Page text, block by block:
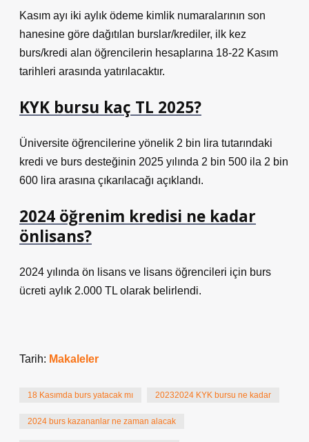
Kasım ayı iki aylık ödeme kimlik numaralarının son
hanesine göre dağıtılan burslar/krediler, ilk kez
burs/kredi alan öğrencilerin hesaplarına 18-22 Kasım
tarihleri ​​arasında yatırılacaktır.
KYK bursu kaç TL 2025?
Üniversite öğrencilerine yönelik 2 bin lira tutarındaki
kredi ve burs desteğinin 2025 yılında 2 bin 500 ila 2 bin
600 lira arasına çıkarılacağı açıklandı.
2024 öğrenim kredisi ne kadar
önlisans?
2024 yılında ön lisans ve lisans öğrencileri için burs
ücreti aylık 2.000 TL olarak belirlendi.
Tarih: Makaleler
18 Kasımda burs yatacak mı 20232024 KYK bursu ne kadar
2024 burs kazananlar ne zaman alacak